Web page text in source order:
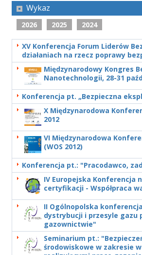
Wykaz
2026 2025 2024
XV Konferencja Forum Liderów
działaniach na rzecz poprawy
Międzynarodowy Kongres
Nanotechnologii, 28-31
Konferencja pt. „Bezpieczna
X Międzynarodowa
2012
VI Międzynarodowa
(WOS 2012)
Konferencja pt.: "Pracodawco,
IV Europejska Konferencja
certyfikacji - Współpraca
II Ogólnopolska
dystrybucji i przesyle gazu
gazownictwie"
Seminarium pt.:
środowiskowe w zakresie